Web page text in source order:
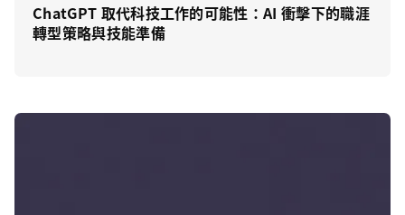
ChatGPT 取代科技工作的可能性：AI 衝擊下的職涯
轉型策略與技能準備